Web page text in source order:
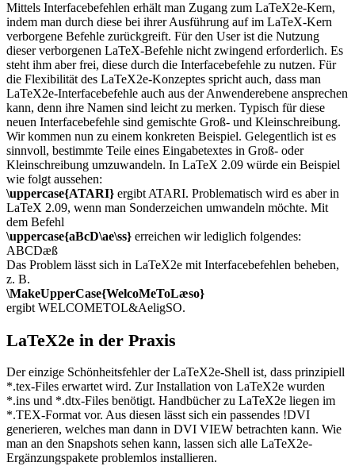
Mittels Interfacebefehlen erhält man Zugang zum LaTeX2e-Kern,
indem man durch diese bei ihrer Ausführung auf im LaTeX-Kern
verborgene Befehle zurückgreift. Für den User ist die Nutzung
dieser verborgenen LaTeX-Befehle nicht zwingend erforderlich. Es
steht ihm aber frei, diese durch die Interfacebefehle zu nutzen. Für
die Flexibilität des LaTeX2e-Konzeptes spricht auch, dass man
LaTeX2e-Interfacebefehle auch aus der Anwenderebene ansprechen
kann, denn ihre Namen sind leicht zu merken. Typisch für diese
neuen Interfacebefehle sind gemischte Groß- und Kleinschreibung.
Wir kommen nun zu einem konkreten Beispiel. Gelegentlich ist es
sinnvoll, bestimmte Teile eines Eingabetextes in Groß- oder
Kleinschreibung umzuwandeln. In LaTeX 2.09 würde ein Beispiel
wie folgt aussehen:
\uppercase{ATARI} ergibt ATARI. Problematisch wird es aber in
LaTeX 2.09, wenn man Sonderzeichen umwandeln möchte. Mit
dem Befehl
\uppercase{aBcD\ae\ss} erreichen wir lediglich folgendes:
ABCDæß
Das Problem lässt sich in LaTeX2e mit Interfacebefehlen beheben,
z. B.
\MakeUpperCase{WelcoMeToLæso}
ergibt WELCOMETOL&AeligSO.
LaTeX2e in der Praxis
Der einzige Schönheitsfehler der LaTeX2e-Shell ist, dass prinzipiell
*.tex-Files erwartet wird. Zur Installation von LaTeX2e wurden
*.ins und *.dtx-Files benötigt. Handbücher zu LaTeX2e liegen im
*.TEX-Format vor. Aus diesen lässt sich ein passendes !DVI
generieren, welches man dann in DVI VIEW betrachten kann. Wie
man an den Snapshots sehen kann, lassen sich alle LaTeX2e-
Ergänzungspakete problemlos installieren.